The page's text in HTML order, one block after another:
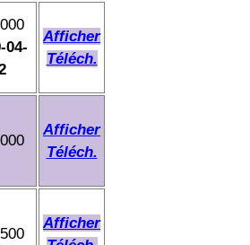
04-
Afficher
Téléch.
Afficher
Téléch.
Afficher